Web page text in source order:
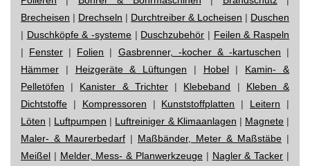
Brecheisen | Drechseln | Durchtreiber & Locheisen | Duschen
| Duschköpfe & -systeme | Duschzubehör | Feilen & Raspeln
| Fenster | Folien | Gasbrenner, -kocher & -kartuschen |
Hämmer | Heizgeräte & Lüftungen | Hobel| Kamin- &
Pelletöfen | Kanister & Trichter| Klebeband | Kleben &
Dichtstoffe | Kompressoren | Kunststoffplatten | Leitern |
Löten | Luftpumpen | Luftreiniger & Klimaanlagen | Magnete|
Maler- & Maurerbedarf | Maßbänder, Meter & Maßstäbe |
Meißel | Melder, Mess- & Planwerkzeuge | Nagler & Tacker |